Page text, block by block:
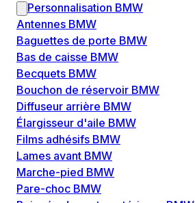
Personnalisation BMW
Antennes BMW
Baguettes de porte BMW
Bas de caisse BMW
Becquets BMW
Bouchon de réservoir BMW
Diffuseur arrière BMW
Élargisseur d'aile BMW
Films adhésifs BMW
Lames avant BMW
Marche-pied BMW
Pare-choc BMW